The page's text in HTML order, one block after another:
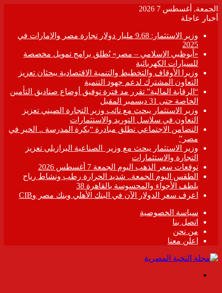
الجمعة, أغسطس 7 2026
أخبار عاجلة
وزير الاستثمار: 9.68 مليار دولار تجارة مصر والإمارات في
2025
«أبوظبي الإسلامي – مصر» يُطلق برامج تمويل مخصصة
للسيارات الكهربائية
وزيرا الأوقاف والتخطيط والتنمية الاقتصادية يبحثان تعزيز
التعاون المشترك لدعم جهود التنمية
“الرقابة المالية” تقرر مد فترة توفيق أوضاع صناديق التأمين
الخاصة حتى 31 ديسمبر المقبل
وزير الاستثمار يبحث مع نائب وزير التجارة الصيني تعزيز
التعاون في سلاسل التوريد والاستثمارات
التضامن الاجتماعي تطلق مبادرة “بكرة المدرسة .. الخير في
مصر”
وزير الاستثمار يبحث مع وزير الصناعية البرازيلي تعزيز
التجارة والاستثمارات
توقعات سعر الذهب اليوم الجمعة 7 أغسطس 2026
الطقس اليوم الجمعة.. شديد الحرارة رطب ونشاط رياح
يلطف الأجواء والمحسوسة بالقاهرة 38
اعرف سعر الدولار الآن في البنك الأهلي وبنك مصر وCIB
سياسة الخصوصية
اتصل بنا
من نحن
اعلن معنا